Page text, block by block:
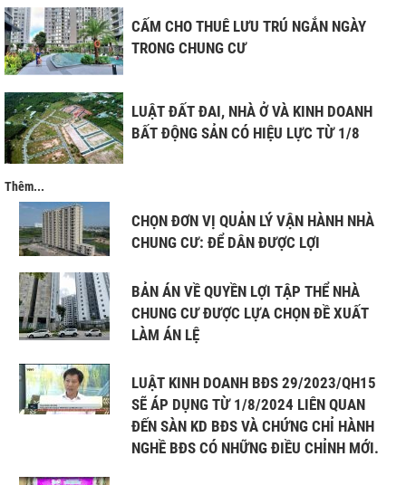
CẤM CHO THUÊ LƯU TRÚ NGẮN NGÀY
TRONG CHUNG CƯ
LUẬT ĐẤT ĐAI, NHÀ Ở VÀ KINH DOANH
BẤT ĐỘNG SẢN CÓ HIỆU LỰC TỪ 1/8
Thêm...
CHỌN ĐƠN VỊ QUẢN LÝ VẬN HÀNH NHÀ
CHUNG CƯ: ĐỂ DÂN ĐƯỢC LỢI
BẢN ÁN VỀ QUYỀN LỢI TẬP THỂ NHÀ
CHUNG CƯ ĐƯỢC LỰA CHỌN ĐỀ XUẤT
LÀM ÁN LỆ
LUẬT KINH DOANH BĐS 29/2023/QH15
SẼ ÁP DỤNG TỪ 1/8/2024 LIÊN QUAN
ĐẾN SÀN KD BĐS VÀ CHỨNG CHỈ HÀNH
NGHỀ BĐS CÓ NHỮNG ĐIỀU CHỈNH MỚI.